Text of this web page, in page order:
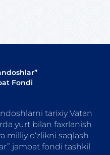
Fondi
tarixiy Vatan
yurt bilan faxrlanish
milliy o‘zlikni saqlash
jamoat fondi tashkil